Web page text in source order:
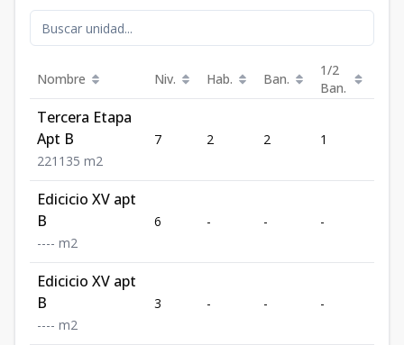
Nombre Niv. Hab. Ban.
1/2
Ban.
Tercera Etapa
Apt B
221 135 m2
7 2 2 1
Edicicio XV apt
B
---- m2
6 - - -
Edicicio XV apt
B
---- m2
3 - - -